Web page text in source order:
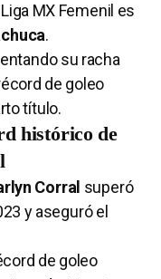
MX Femenil es
.
su racha
de goleo
título.
histórico de
Corral superó
y aseguró el
de goleo